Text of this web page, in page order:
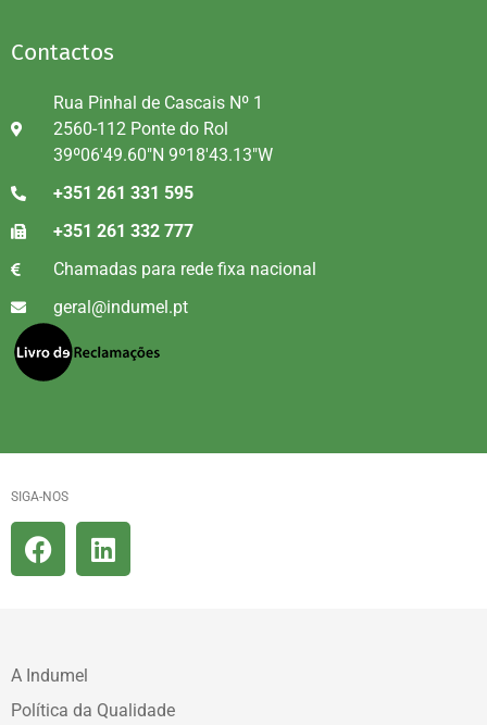
Contactos
Rua Pinhal de Cascais Nº 1
2560-112 Ponte do Rol
39º06'49.60"N 9º18'43.13"W
+351 261 331 595
+351 261 332 777
Chamadas para rede fixa nacional
geral@indumel.pt
SIGA-NOS
A Indumel
Política da Qualidade